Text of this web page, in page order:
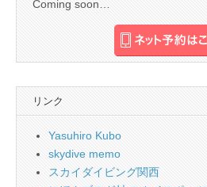
Coming soon…
リンク
Yasuhiro Kubo
skydive memo
スカイダイビング関西